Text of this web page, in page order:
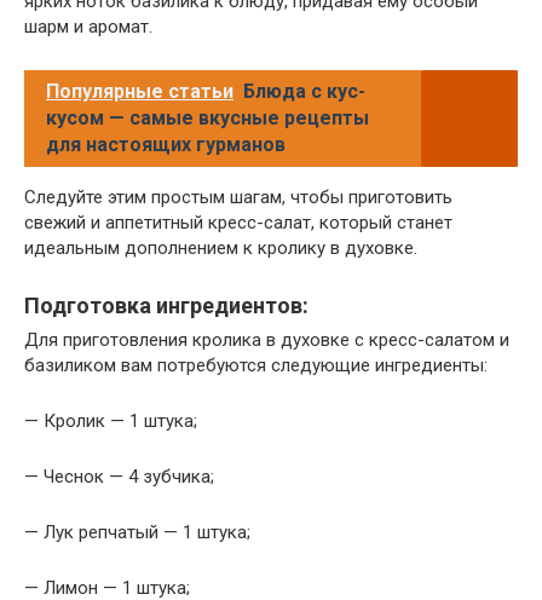
шарм и аромат.
Популярные статьи Блюда с кус-
кусом — самые вкусные рецепты
для настоящих гурманов
Следуйте этим простым шагам, чтобы приготовить
свежий и аппетитный кресс-салат, который станет
идеальным дополнением к кролику в духовке.
Подготовка ингредиентов:
Для приготовления кролика в духовке с кресс-салатом и
базиликом вам потребуются следующие ингредиенты:
— Кролик — 1 штука;
— Чеснок — 4 зубчика;
— Лук репчатый — 1 штука;
— Лимон — 1 штука;